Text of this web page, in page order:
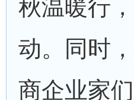
秋温暖行
动。同时
商企业家